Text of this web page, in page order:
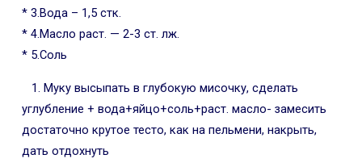
* 3.Вода – 1,5 стк.
* 4.Масло раст. — 2-3 ст. лж.
* 5.Соль
1. Муку высыпать в глубокую мисочку, сделать
углубление + вода+яйцо+соль+раст. масло- замесить
достаточно крутое тесто, как на пельмени, накрыть,
дать отдохнуть